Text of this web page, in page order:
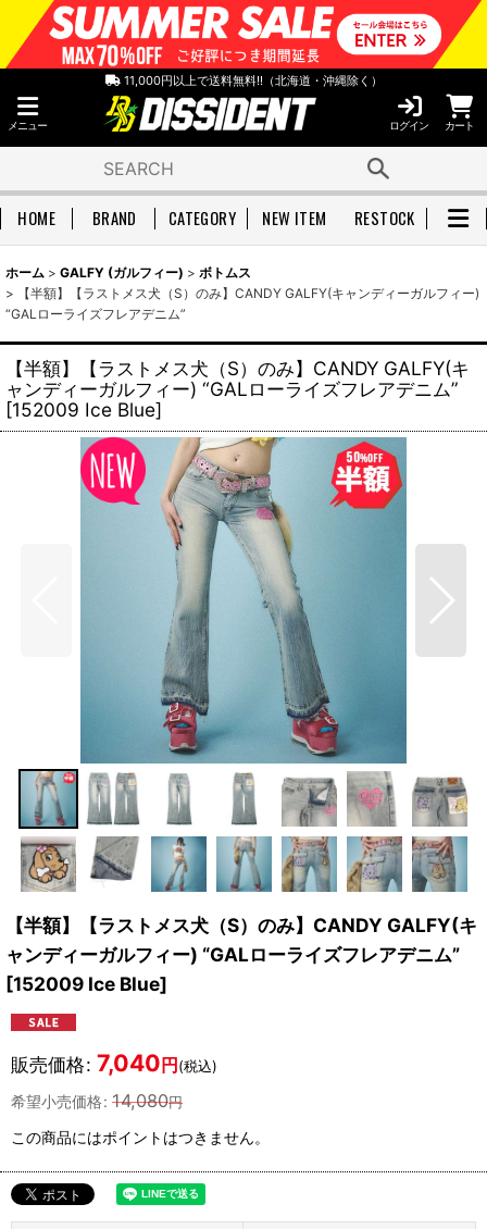
11,000円以上で送料無料!!（北海道・沖縄除く）
メニュー ログイン カート
HOME BRAND CATEGORY NEW ITEM RESTOCK
ホーム > GALFY (ガルフィー) > ボトムス
>
【半額】【ラストメス犬（S）のみ】CANDY GALFY(キャンディーガルフィー)
“GALローライズフレアデニム”
【半額】【ラストメス犬（S）のみ】CANDY GALFY(キ
ャンディーガルフィー) “GALローライズフレアデニム”
[152009 Ice Blue]
【半額】【ラストメス犬（S）のみ】CANDY GALFY(キ
ャンディーガルフィー) “GALローライズフレアデニム”
[152009 Ice Blue]
販売価格: 7,040円(税込)
希望小売価格: 14,080円
この商品にはポイントはつきません。